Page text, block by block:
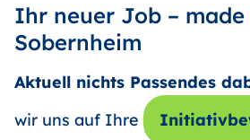
Ihr neuer Job – made
Sobernheim
Aktuell nichts Passendes
wir uns auf Ihre